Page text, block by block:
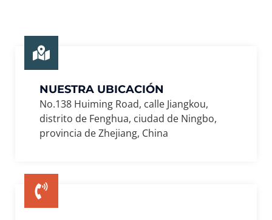
NUESTRA UBICACIÓN
No.138 Huiming Road, calle Jiangkou,
distrito de Fenghua, ciudad de Ningbo,
provincia de Zhejiang, China